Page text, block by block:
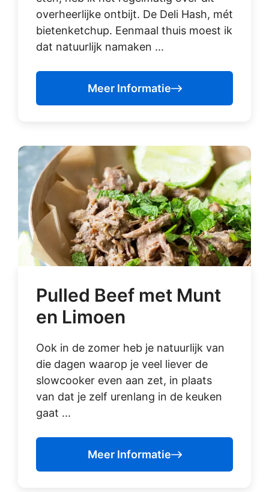
overheerlijke ontbijt. De Deli Hash, mét
bietenketchup. Eenmaal thuis moest ik
dat natuurlijk namaken ...
Meer Informatie
Pulled Beef met Munt
en Limoen
Ook in de zomer heb je natuurlijk van
die dagen waarop je veel liever de
slowcooker even aan zet, in plaats
van dat je zelf urenlang in de keuken
gaat ...
Meer Informatie